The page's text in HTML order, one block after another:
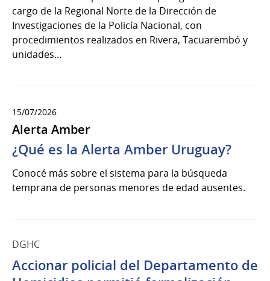
cargo de la Regional Norte de la Dirección de
Investigaciones de la Policía Nacional, con
procedimientos realizados en Rivera, Tacuarembó y
unidades...
15/07/2026
Alerta Amber
¿Qué es la Alerta Amber Uruguay?
Conocé más sobre el sistema para la búsqueda
temprana de personas menores de edad ausentes.
DGHC
Accionar policial del Departamento de